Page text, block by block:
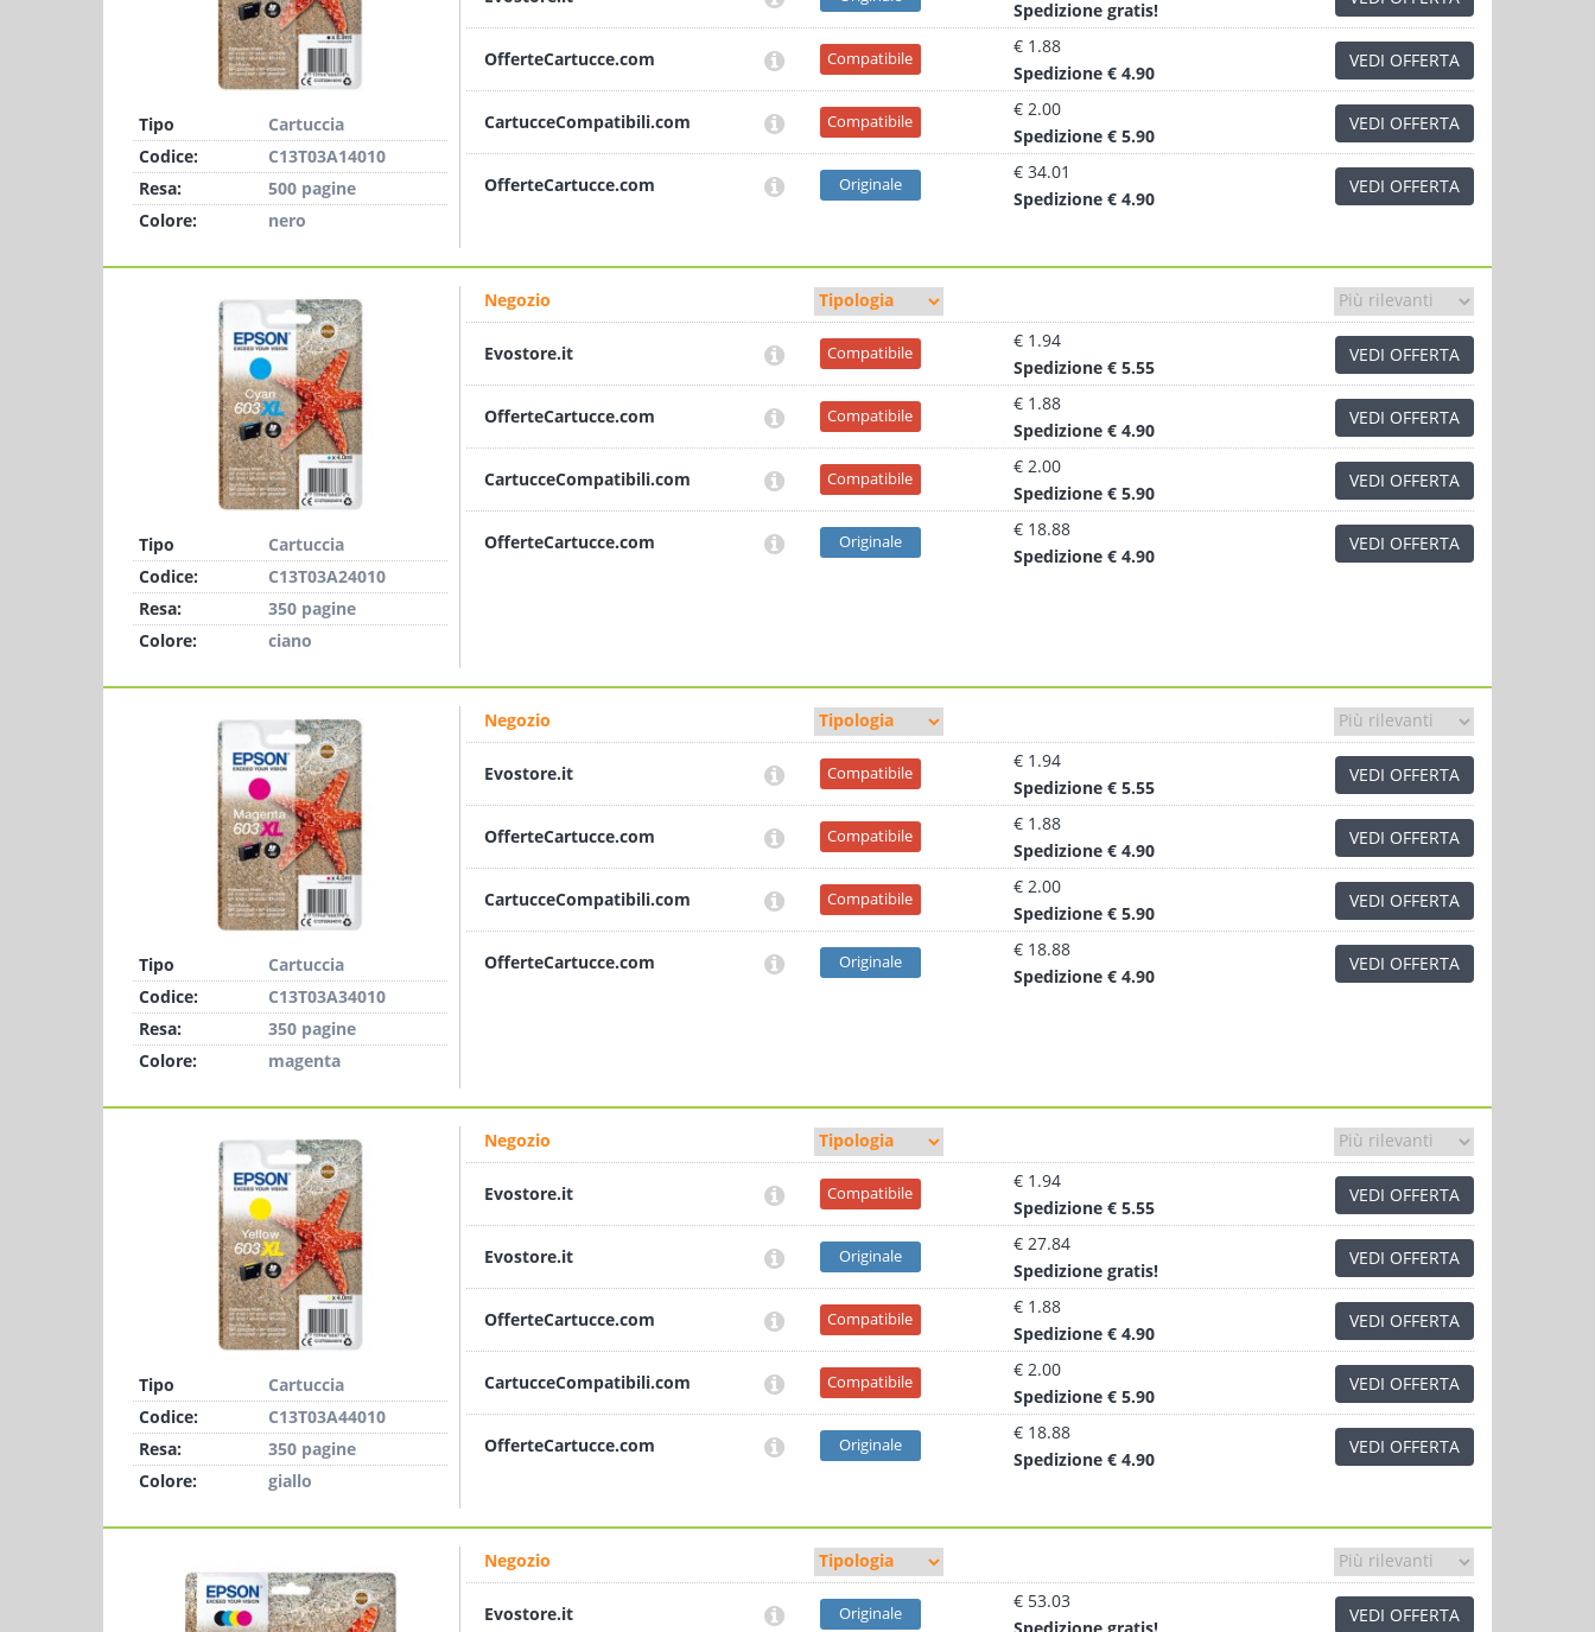
Tipo
Cartuccia
Codice:
C13T03A14010
Resa:
500 pagine
Colore:
nero
Spedizione gratis!
OfferteCartucce.com Compatibile
€ 1.88
Spedizione € 4.90
VEDI OFFERTA
CartucceCompatibili.com Compatibile
€ 2.00
Spedizione € 5.90
VEDI OFFERTA
OfferteCartucce.com Originale
€ 34.01
Spedizione € 4.90
VEDI OFFERTA
Tipo
Cartuccia
Codice:
C13T03A24010
Resa:
350 pagine
Colore:
ciano
Negozio
Evostore.it Compatibile
€ 1.94
Spedizione € 5.55
VEDI OFFERTA
OfferteCartucce.com Compatibile
€ 1.88
Spedizione € 4.90
VEDI OFFERTA
CartucceCompatibili.com Compatibile
€ 2.00
Spedizione € 5.90
VEDI OFFERTA
OfferteCartucce.com Originale
€ 18.88
Spedizione € 4.90
VEDI OFFERTA
Tipo
Cartuccia
Codice:
C13T03A34010
Resa:
350 pagine
Colore:
magenta
Negozio
Evostore.it Compatibile
€ 1.94
Spedizione € 5.55
VEDI OFFERTA
OfferteCartucce.com Compatibile
€ 1.88
Spedizione € 4.90
VEDI OFFERTA
CartucceCompatibili.com Compatibile
€ 2.00
Spedizione € 5.90
VEDI OFFERTA
OfferteCartucce.com Originale
€ 18.88
Spedizione € 4.90
VEDI OFFERTA
Tipo
Cartuccia
Codice:
C13T03A44010
Resa:
350 pagine
Colore:
giallo
Negozio
Evostore.it Compatibile
€ 1.94
Spedizione € 5.55
VEDI OFFERTA
Evostore.it Originale
€ 27.84
Spedizione gratis!
VEDI OFFERTA
OfferteCartucce.com Compatibile
€ 1.88
Spedizione € 4.90
VEDI OFFERTA
CartucceCompatibili.com Compatibile
€ 2.00
Spedizione € 5.90
VEDI OFFERTA
OfferteCartucce.com Originale
€ 18.88
Spedizione € 4.90
VEDI OFFERTA
Negozio
Evostore.it Originale
€ 53.03
VEDI OFFERTA